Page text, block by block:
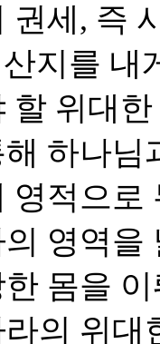
권세, 즉
지를 내
할 위대
하나
영적으
영역
몸을
의 위